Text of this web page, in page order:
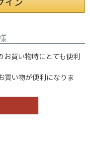
お買い物時にとても便利
買い物が便利になりま